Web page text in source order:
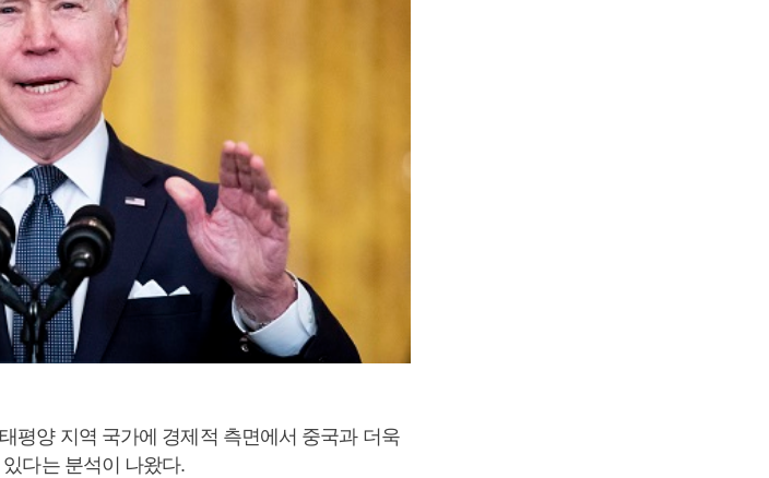
평양 지역 국가에 경제적 측면에서 중국과 더욱
다는 분석이 나왔다.